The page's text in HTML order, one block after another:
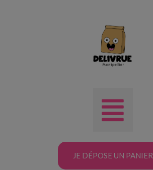
JE DÉPOSE UN PANIER